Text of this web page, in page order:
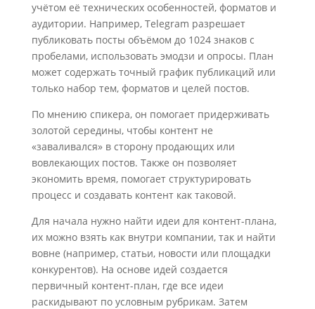
учётом её технических особенностей, форматов и
аудитории. Например, Telegram разрешает
публиковать посты объёмом до 1024 знаков с
пробелами, использовать эмодзи и опросы. План
может содержать точный график публикаций или
только набор тем, форматов и целей постов.
По мнению спикера, он помогает придерживать
золотой середины, чтобы контент не
«заваливался» в сторону продающих или
вовлекающих постов. Также он позволяет
экономить время, помогает структурировать
процесс и создавать контент как таковой.
Для начала нужно найти идеи для контент-плана,
их можно взять как внутри компании, так и найти
вовне (например, статьи, новости или площадки
конкурентов). На основе идей создается
первичный контент-план, где все идеи
раскидывают по условным рубрикам. Затем